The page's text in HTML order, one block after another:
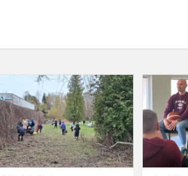
Pilietinė
akcija